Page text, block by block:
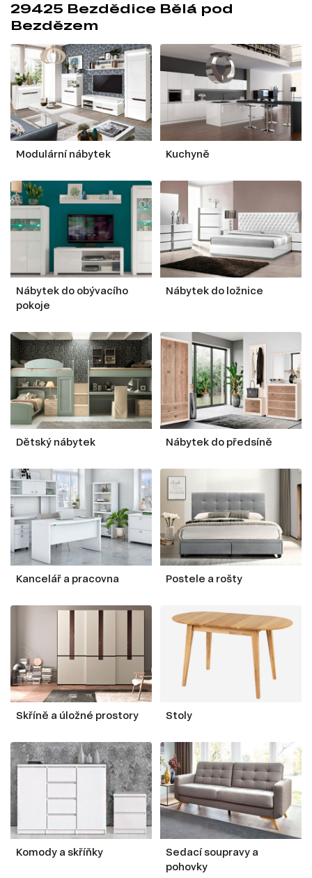
29425 Bezdědice Bělá pod
Bezdězem
Modulární nábytek Kuchyně
Nábytek do obývacího
pokoje
Nábytek do ložnice
Dětský nábytek Nábytek do předsíně
Kancelář a pracovna Postele a rošty
Skříně a úložné prostory Stoly
Komody a skříňky
Sedací soupravy a
pohovky